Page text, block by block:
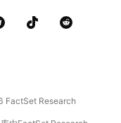
FactSet Research